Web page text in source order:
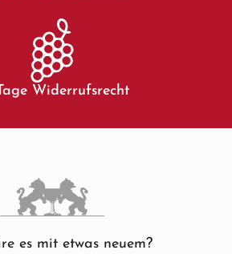
Widerrufsrecht
es mit etwas neuem?